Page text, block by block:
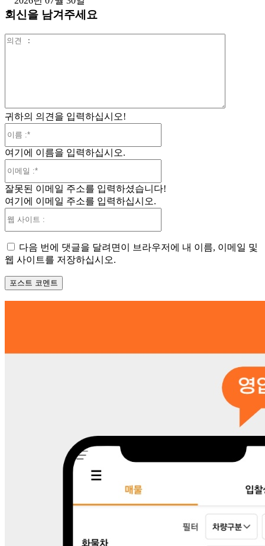
회신을 남겨주세요
귀하의 의견을 입력하십시오!
여기에 이름을 입력하십시오.
일
잘못된 이메일 주소를 입력하셨습니다!
여기에 이메일 주소를 입력하십시오.
트
다음 번에 댓글을 달려면이 브라우저에 내 이름, 이메일 및
웹 사이트를 저장하십시오.